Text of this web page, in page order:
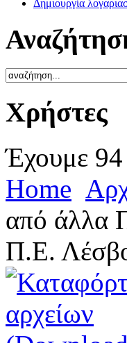
Δημιουργία
Χρήστες
Έχουμε 94
Home
από άλλα
Π.Ε.